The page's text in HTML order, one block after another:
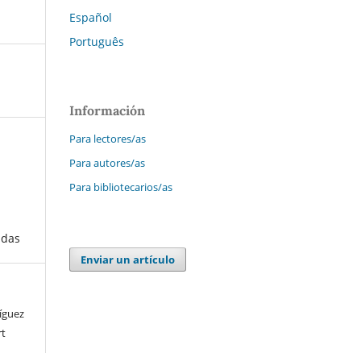
Español
Português
Información
Para lectores/as
Para autores/as
Para bibliotecarios/as
Enviar un artículo